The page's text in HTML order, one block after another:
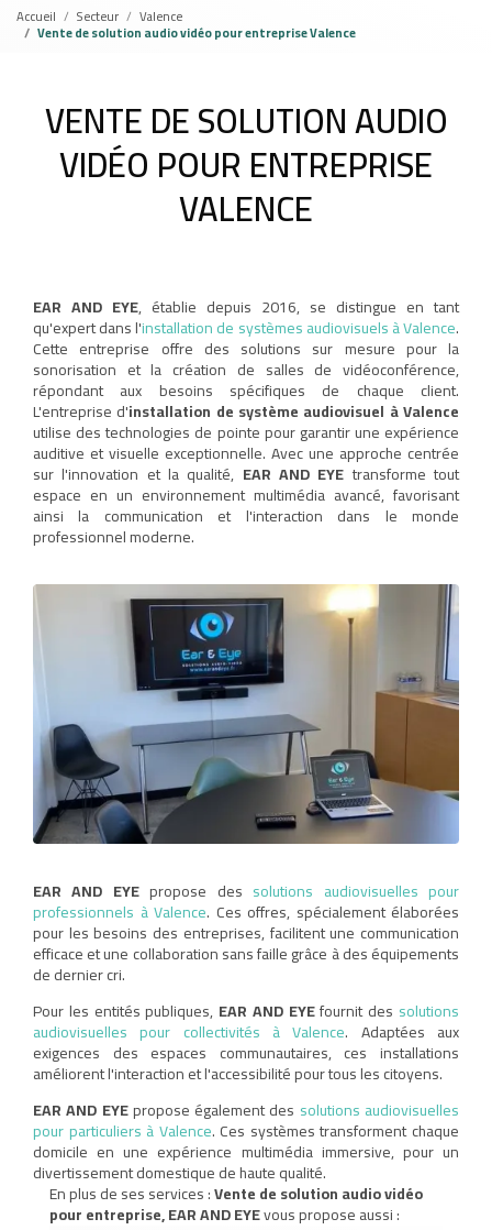
Accueil Secteur Valence
Vente de solution audio vidéo pour entreprise Valence
VENTE DE SOLUTION AUDIO
VIDÉO POUR ENTREPRISE
VALENCE
EAR AND EYE, établie depuis 2016, se distingue en tant
qu'expert dans l'installation de systèmes audiovisuels à Valence.
Cette entreprise offre des solutions sur mesure pour la
sonorisation et la création de salles de vidéoconférence,
répondant aux besoins spécifiques de chaque client.
L'entreprise d'installation de système audiovisuel à Valence
utilise des technologies de pointe pour garantir une expérience
auditive et visuelle exceptionnelle. Avec une approche centrée
sur l'innovation et la qualité, EAR AND EYEtransforme tout
espace en un environnement multimédia avancé, favorisant
ainsi la communication et l'interaction dans le monde
professionnel moderne.
EAR AND EYEpropose des solutions audiovisuelles pour
professionnels à Valence. Ces offres, spécialement élaborées
pour les besoins des entreprises, facilitent une communication
efficace et une collaboration sans faille grâce à des équipements
de dernier cri.
Pour les entités publiques, EAR AND EYEfournit des solutions
audiovisuelles pour collectivités à Valence. Adaptées aux
exigences des espaces communautaires, ces installations
améliorent l'interaction et l'accessibilité pour tous les citoyens.
EAR AND EYEpropose également des solutions audiovisuelles
pour particuliers à Valence. Ces systèmes transforment chaque
domicile en une expérience multimédia immersive, pour un
divertissement domestique de haute qualité.
En plus de ses services :Vente de solution audio vidéo
pour entreprise, EAR AND EYEvous propose aussi :